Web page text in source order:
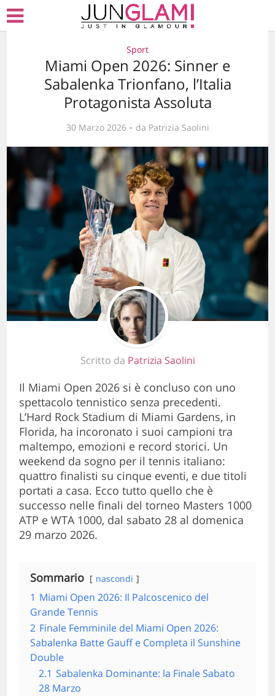
Sport
Miami Open 2026: Sinner e
Sabalenka Trionfano, l’Italia
Protagonista Assoluta
30 Marzo 2026 da Patrizia Saolini
Scritto da Patrizia Saolini
Il Miami Open 2026 si è concluso con uno
spettacolo tennistico senza precedenti.
L’Hard Rock Stadium di Miami Gardens, in
Florida, ha incoronato i suoi campioni tra
maltempo, emozioni e record storici. Un
weekend da sogno per il tennis italiano:
quattro finalisti su cinque eventi, e due titoli
portati a casa. Ecco tutto quello che è
successo nelle finali del torneo Masters 1000
ATP e WTA 1000, dal sabato 28 al domenica
29 marzo 2026.
Sommario nascondi
1 Miami Open 2026: Il Palcoscenico del
Grande Tennis
2 Finale Femminile del Miami Open 2026:
Sabalenka Batte Gauff e Completa il Sunshine
Double
2.1 Sabalenka Dominante: la Finale Sabato
28 Marzo